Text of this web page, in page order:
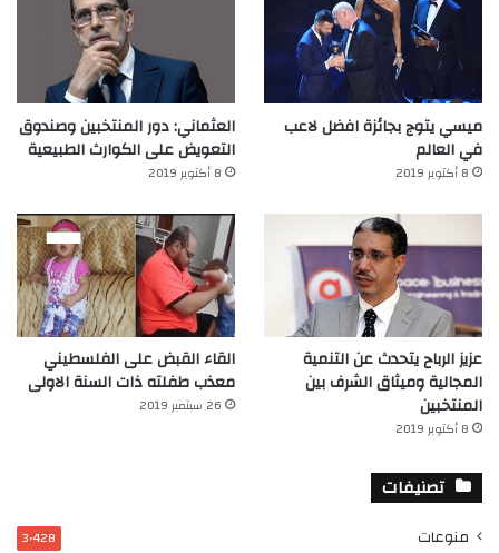
ميسي يتوج بجائزة افضل لاعب
في العالم‎
8 أكتوبر 2019
العثماني: دور المنتخبين وصندوق
التعويض على الكوارث الطبيعية
8 أكتوبر 2019
عزيز الرباح يتحدث عن التنمية
المجالية وميثاق الشرف بين
المنتخبين
8 أكتوبر 2019
القاء القبض على الفلسطيني
معذب طفلته ذات السنة الاولى
26 سبتمبر 2019
تصنيفات
منوعات 3٬428